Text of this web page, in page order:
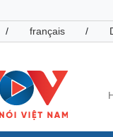
/ français /